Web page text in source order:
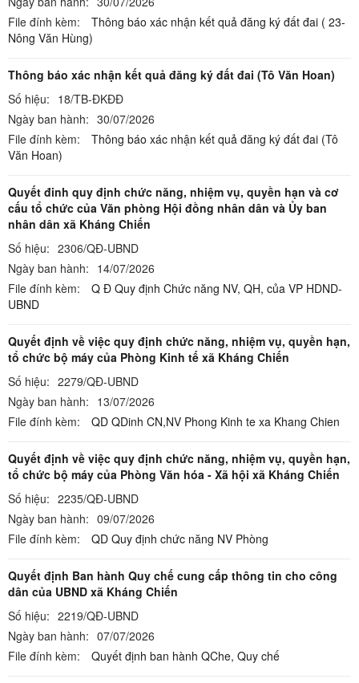
File đính kèm:
Thông báo xác nhận kết quả đăng ký đất đai ( 23-
Nông Văn Hùng)
Thông báo xác nhận kết quả đăng ký đất đai (Tô Văn Hoan)
Số hiệu: 18/TB-ĐKĐĐ
Ngày ban hành: 30/07/2026
File đính kèm:
Thông báo xác nhận kết quả đăng ký đất đai (Tô
Văn Hoan)
Quyết đinh quy định chức năng, nhiệm vụ, quyền hạn và cơ
cấu tổ chức của Văn phòng Hội đồng nhân dân và Ủy ban
nhân dân xã Kháng Chiến
Số hiệu: 2306/QĐ-UBND
Ngày ban hành: 14/07/2026
File đính kèm:
Q Đ Quy định Chức năng NV, QH, của VP HDND-
UBND
Quyết định về việc quy định chức năng, nhiệm vụ, quyền hạn,
tổ chức bộ máy của Phòng Kinh tế xã Kháng Chiến
Số hiệu: 2279/QĐ-UBND
Ngày ban hành: 13/07/2026
File đính kèm:
QD QDinh CN,NV Phong Kinh te xa Khang Chien
Quyết định về việc quy định chức năng, nhiệm vụ, quyền hạn,
tổ chức bộ máy của Phòng Văn hóa - Xã hội xã Kháng Chiến
Số hiệu: 2235/QĐ-UBND
Ngày ban hành: 09/07/2026
File đính kèm:
QD Quy định chức năng NV Phòng
Quyết định Ban hành Quy chế cung cấp thông tin cho công
dân của UBND xã Kháng Chiến
Số hiệu: 2219/QĐ-UBND
Ngày ban hành: 07/07/2026
File đính kèm:
Quyết định ban hành QChe, Quy chế